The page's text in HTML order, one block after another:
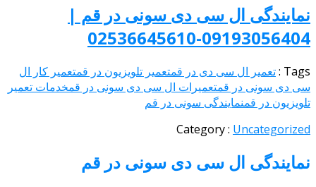
نمایندگی ال سی دی سونی در قم |
09193056404-02536645610
Tags : تعمیر ال سی دی در قمتعمیر تلویزیون در قمتعمیر کار ال
سی دی سونی در قمتعمیرات ال سی دی سونی در قمخدمات تعمیر
تلویزیون در قمنمایندگی سونی در قم
Category : Uncategorized
نمایندگی ال سی دی سونی در قم